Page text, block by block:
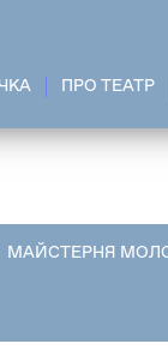
ПРО ТЕАТР
МАЙСТЕРНЯ